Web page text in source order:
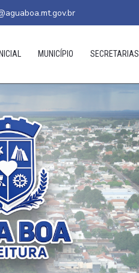
MUNICÍPIO SECRETARIAS